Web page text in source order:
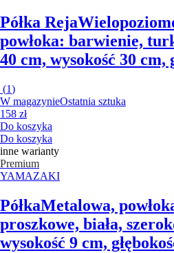
Półka Reja
powłoka: barwienie,
40 cm, wysokość 30 cm,
(1)
W magazynieOstatnia sztuka
158 zł
Do koszyka
Do koszyka
inne warianty
Premium
YAMAZAKI
PółkaMetalowa,
proszkowe, biała,
wysokość 9 cm,